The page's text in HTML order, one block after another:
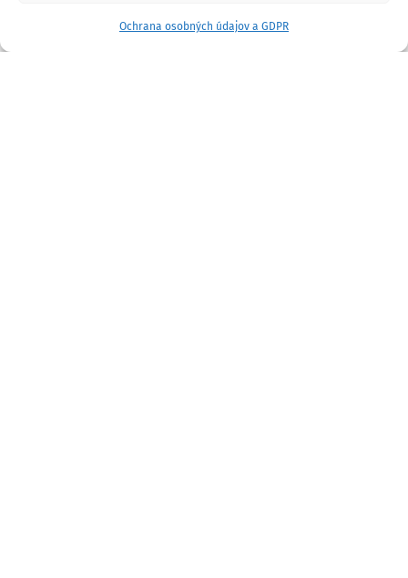
Ochrana osobných údajov a GDPR